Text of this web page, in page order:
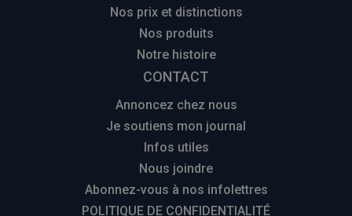
Nos prix et distinctions
Nos produits
Notre histoire
CONTACT
Annoncez chez nous
Je soutiens mon journal
Infos utiles
Nous joindre
Abonnez-vous à nos infolettres
POLITIQUE DE CONFIDENTIALITÉ